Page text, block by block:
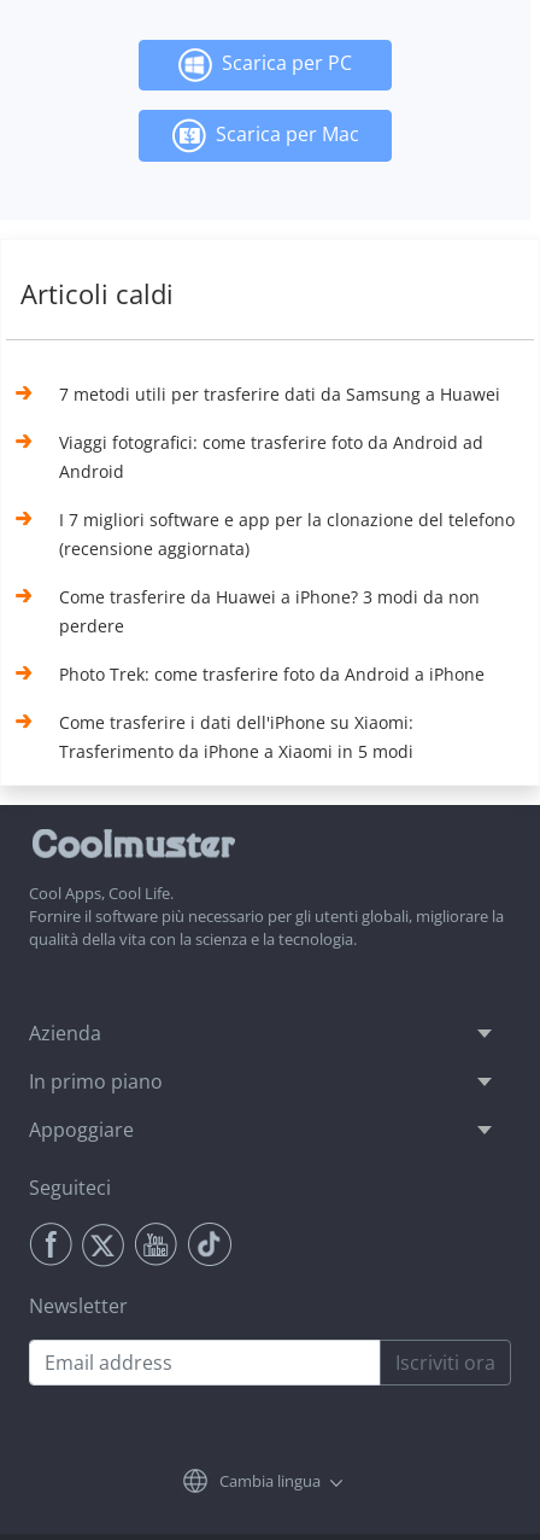
Scarica per PC
Scarica per Mac
Articoli caldi
7 metodi utili per trasferire dati da Samsung a Huawei
Viaggi fotografici: come trasferire foto da Android ad
Android
I 7 migliori software e app per la clonazione del telefono
(recensione aggiornata)
Come trasferire da Huawei a iPhone? 3 modi da non
perdere
Photo Trek: come trasferire foto da Android a iPhone
Come trasferire i dati dell'iPhone su Xiaomi:
Trasferimento da iPhone a Xiaomi in 5 modi
Cool Apps, Cool Life.
Fornire il software più necessario per gli utenti globali, migliorare la
qualità della vita con la scienza e la tecnologia.
Azienda
In primo piano
Appoggiare
Seguiteci
Newsletter
Iscriviti ora
Cambia lingua